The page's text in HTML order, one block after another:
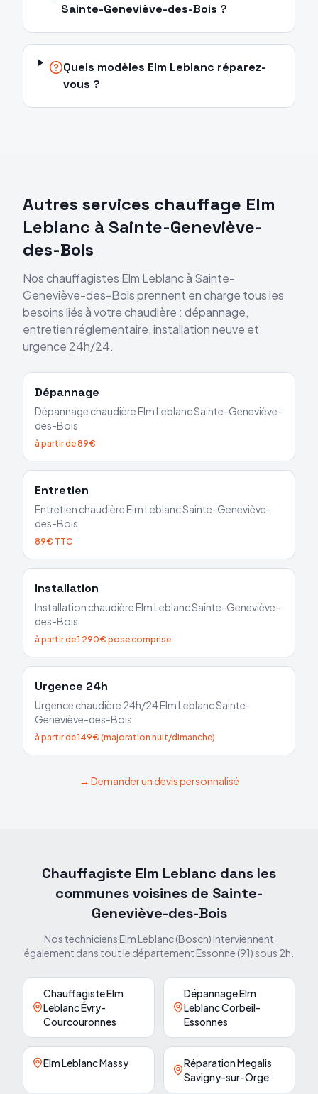
Sainte-Geneviève-des-Bois ?
Quels modèles Elm Leblanc réparez-
vous ?
Autres services chauffage Elm
Leblanc à Sainte-Geneviève-
des-Bois
Nos chauffagistes Elm Leblancà Sainte-
Geneviève-des-Boisprennent en charge tous les
besoins liés à votre chaudière : dépannage,
entretien réglementaire, installation neuve et
urgence 24h/24.
Dépannage
Dépannage chaudièreElm LeblancSainte-Geneviève-
des-Bois
à partir de 89€
Entretien
Entretien chaudièreElm LeblancSainte-Geneviève-
des-Bois
89€ TTC
Installation
Installation chaudièreElm LeblancSainte-Geneviève-
des-Bois
à partir de 1 290€ pose comprise
Urgence 24h
Urgence chaudière 24h/24Elm LeblancSainte-
Geneviève-des-Bois
à partir de 149€ (majoration nuit/dimanche)
→ Demander un devis personnalisé
Chauffagiste Elm Leblanc dans les
communes voisines de Sainte-
Geneviève-des-Bois
Nos techniciens Elm Leblanc (Bosch) interviennent
également dans tout le département Essonne (91) sous 2h.
Chauffagiste Elm
Leblanc Évry-
Courcouronnes
Dépannage Elm
Leblanc Corbeil-
Essonnes
Elm Leblanc Massy
Réparation Megalis
Savigny-sur-Orge